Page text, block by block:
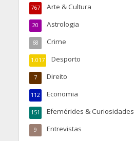
Arte & Cultura
767
Astrologia
20
Crime
68
Desporto
1.017
Direito
7
Economia
112
Efemérides & Curiosidades
151
Entrevistas
9